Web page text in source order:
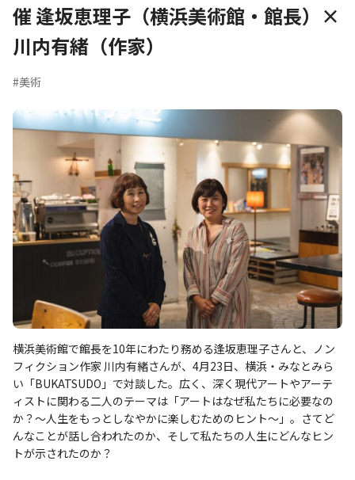
催 逢坂恵理子（横浜美術館・館長）×
川内有緒（作家）
#美術
横浜美術館で館長を10年にわたり務める逢坂恵理子さんと、ノン
フィクション作家 川内有緒さんが、4月23日、横浜・みなとみら
い「BUKATSUDO」で対談した。広く、深く現代アートやアーテ
ィストに関わる二人のテーマは「アートはなぜ私たちに必要なの
か？〜人生をもっとしなやかに楽しむためのヒント〜」。さてど
んなことが話し合われたのか、そして私たちの人生にどんなヒン
トが示されたのか？